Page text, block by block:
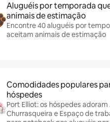
Aluguéis por temporada
animais de estimação
Encontre 40 aluguéis por
aceitam animais de estimação
Comodidades populares
hóspedes
Port Elliot: os hóspedes
Churrasqueira e Espaço de